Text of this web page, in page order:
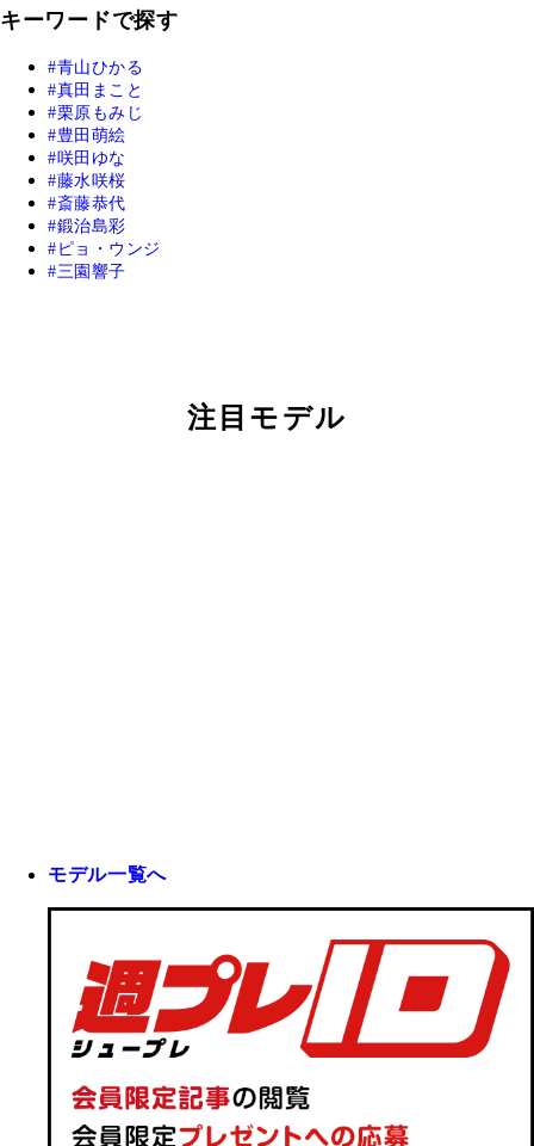
キーワードで探す
青山ひかる
真田まこと
栗原もみじ
豊田萌絵
咲田ゆな
藤水咲桜
斎藤恭代
鍛治島彩
ピョ・ウンジ
三園響子
注目モデル
モデル一覧へ